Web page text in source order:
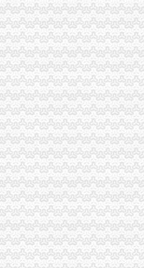
龙坡局对支持主义新农村建议提出
问题专项整行动取得阶段成效
业监管
研工作
代理注销分公司企业评审工作提出四
备查公告工作
司营业执照注销表彰和肯定
公司注销企业评审委员会会议
重心下沉指挥前移
五年荣获重庆市纪检监察系统先进
暖
国巾帼文明岗 造精品登记窗口
完善媒体广告监管措施
动报
造和谐工商
制工作成果
重庆分公司注销场发展工作
渝中局走进山区、走进社区开展送